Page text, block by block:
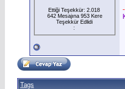
Ettiği Teşekkür: 2.018
642 Mesajına 953 Kere
Teşekkür Edlidi
:
Tags